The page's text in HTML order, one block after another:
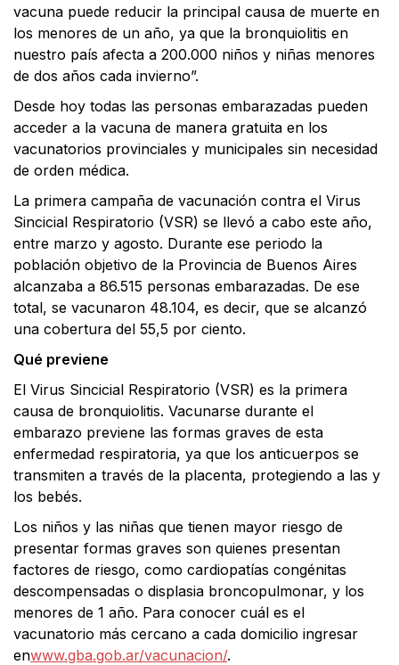
vacuna puede reducir la principal causa de muerte en
los menores de un año, ya que la bronquiolitis en
nuestro país afecta a 200.000 niños y niñas menores
de dos años cada invierno”.
Desde hoy todas las personas embarazadas pueden
acceder a la vacuna de manera gratuita en los
vacunatorios provinciales y municipales sin necesidad
de orden médica.
La primera campaña de vacunación contra el Virus
Sincicial Respiratorio (VSR) se llevó a cabo este año,
entre marzo y agosto. Durante ese periodo la
población objetivo de la Provincia de Buenos Aires
alcanzaba a 86.515 personas embarazadas. De ese
total, se vacunaron 48.104, es decir, que se alcanzó
una cobertura del 55,5 por ciento.
Qué previene
El Virus Sincicial Respiratorio (VSR) es la primera
causa de bronquiolitis. Vacunarse durante el
embarazo previene las formas graves de esta
enfermedad respiratoria, ya que los anticuerpos se
transmiten a través de la placenta, protegiendo a las y
los bebés.
Los niños y las niñas que tienen mayor riesgo de
presentar formas graves son quienes presentan
factores de riesgo, como cardiopatías congénitas
descompensadas o displasia broncopulmonar, y los
menores de 1 año. Para conocer cuál es el
vacunatorio más cercano a cada domicilio ingresar
enwww.gba.gob.ar/vacunacion/.